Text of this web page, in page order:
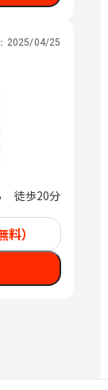
2025/04/25
徒歩20分
）